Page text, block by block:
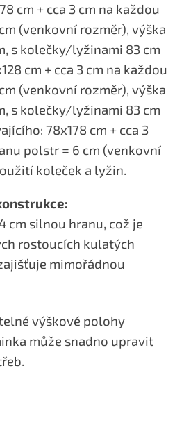
cm + cca 3 cm na každou
(venkovní rozměr), výška
s kolečky/lyžinami 83 cm
cm + cca 3 cm na každou
(venkovní rozměr), výška
s kolečky/lyžinami 83 cm
78x178 cm + cca 3
polstr = 6 cm (venkovní
koleček a lyžin.
cm silnou hranu, což je
rostoucích kulatých
mimořádnou
výškové polohy
může snadno upravit